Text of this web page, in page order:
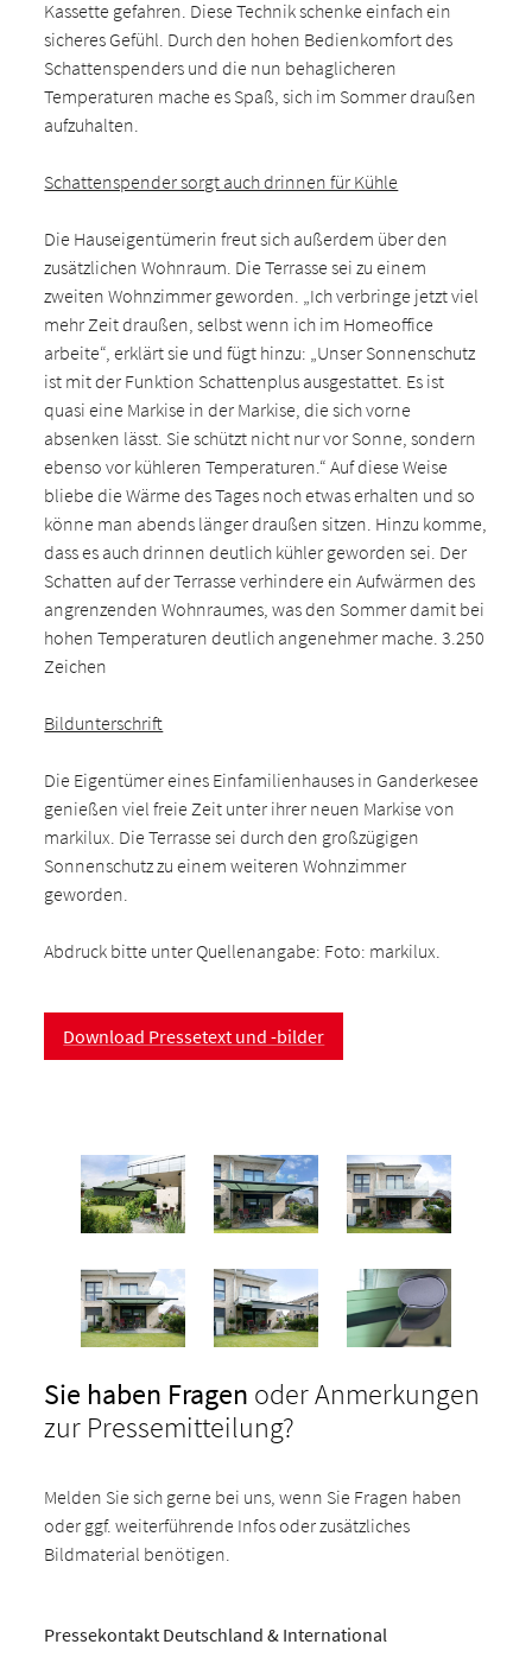
Kassette gefahren. Diese Technik schenke einfach ein
sicheres Gefühl. Durch den hohen Bedienkomfort des
Schattenspenders und die nun behaglicheren
Temperaturen mache es Spaß, sich im Sommer draußen
aufzuhalten.
Schattenspender sorgt auch drinnen für Kühle
Die Hauseigentümerin freut sich außerdem über den
zusätzlichen Wohnraum. Die Terrasse sei zu einem
zweiten Wohnzimmer geworden. „Ich verbringe jetzt viel
mehr Zeit draußen, selbst wenn ich im Homeoffice
arbeite“, erklärt sie und fügt hinzu: „Unser Sonnenschutz
ist mit der Funktion Schattenplus ausgestattet. Es ist
quasi eine Markise in der Markise, die sich vorne
absenken lässt. Sie schützt nicht nur vor Sonne, sondern
ebenso vor kühleren Temperaturen.“ Auf diese Weise
bliebe die Wärme des Tages noch etwas erhalten und so
könne man abends länger draußen sitzen. Hinzu komme,
dass es auch drinnen deutlich kühler geworden sei. Der
Schatten auf der Terrasse verhindere ein Aufwärmen des
angrenzenden Wohnraumes, was den Sommer damit bei
hohen Temperaturen deutlich angenehmer mache. 3.250
Zeichen
Bildunterschrift
Die Eigentümer eines Einfamilienhauses in Ganderkesee
genießen viel freie Zeit unter ihrer neuen Markise von
markilux. Die Terrasse sei durch den großzügigen
Sonnenschutz zu einem weiteren Wohnzimmer
geworden.
Abdruck bitte unter Quellenangabe: Foto: markilux.
Download Pressetext und -bilder
Sie haben Fragen oder Anmerkungen
zur Pressemitteilung?
Melden Sie sich gerne bei uns, wenn Sie Fragen haben
oder ggf. weiterführende Infos oder zusätzliches
Bildmaterial benötigen.
Pressekontakt Deutschland & International